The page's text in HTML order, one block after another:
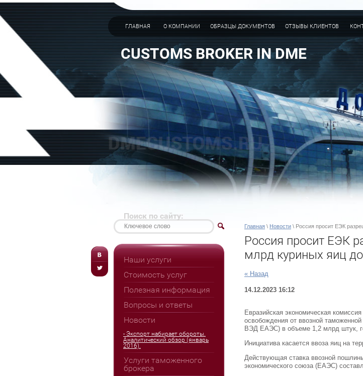
ГЛАВНАЯ О КОМПАНИИ ОБРАЗЦЫ ДОКУМЕНТОВ ОТЗЫВЫ КЛИЕНТОВ
CUSTOMS BROKER IN DME
Главная \ Новости \ Россия просит ЕЭК
Россия просит ЕЭК
млрд куриных яиц
« Назад
14.12.2023 16:12
Евразийская экономическая
освобождения от ввозной
ВЭД ЕАЭС) в объеме 1,2 млрд штук,
Инициатива касается ввоза яиц на
Действующая ставка ввозной
экономического союза (ЕАЭС)
Поиск по сайту:
Наши услуги
Стоимость услуг
Полезная информация
Вопросы и ответы
Новости
- Экспорт набирает обороты.
Аналитический обзор (январь
2016).
Услуги таможенного
брокера